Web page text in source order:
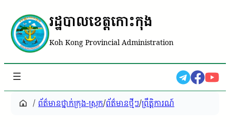
រដ្ឋបាលខេត្តកោះកុង
Koh Kong Provincial Administration
/ ព័ត៌មានថ្នាក់ក្រុង-ស្រុក/ព័ត៌មានថ្មីៗ/ព្រឹត្តិការណ៍